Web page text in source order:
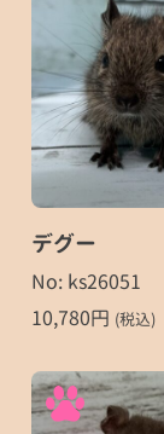
デグー
No: ks26051
10,780円 (税込)